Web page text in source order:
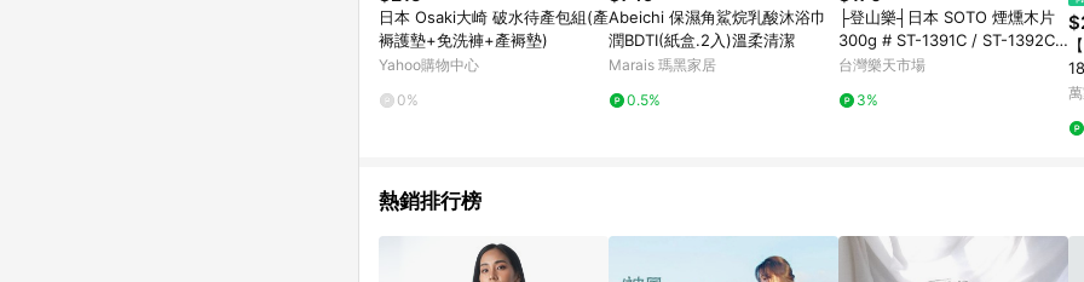
日本 Osaki大崎 破水待產包組(產
褥護墊+免洗褲+產褥墊)
Yahoo購物中心
0%
Abeichi 保濕角鯊烷乳酸沐浴巾
潤BDTI(紙盒.2入)溫柔清潔
Marais 瑪黑家居
0.5%
├登山樂┤日本 SOTO 煙燻木片
300g # ST-1391C / ST-1392C /
ST-1393C
台灣樂天市場
3%
熱銷排行榜